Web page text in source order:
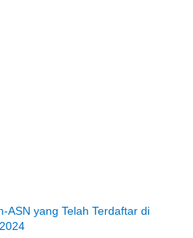
ASN yang Telah Terdaftar di